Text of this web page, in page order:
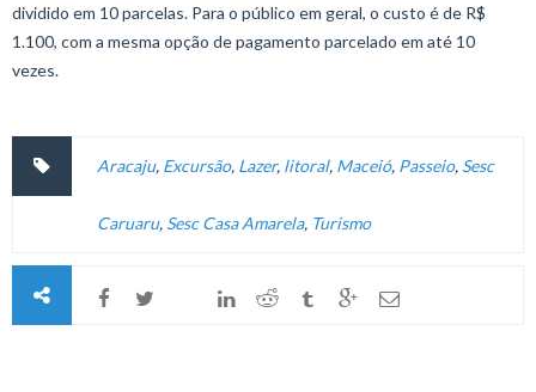
dividido em 10 parcelas. Para o público em geral, o custo é de R$
1.100, com a mesma opção de pagamento parcelado em até 10
vezes.
Aracaju, Excursão, Lazer, litoral, Maceió, Passeio, Sesc
Caruaru, Sesc Casa Amarela, Turismo